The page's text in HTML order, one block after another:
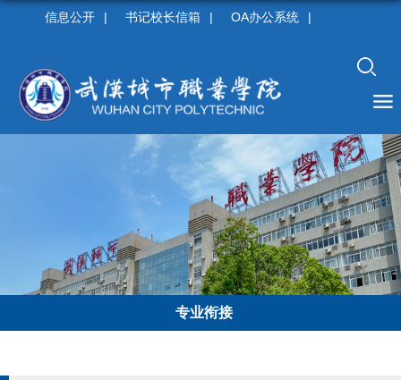
信息公开 | 书记校长信箱 | OA办公系统 |
专业衔接